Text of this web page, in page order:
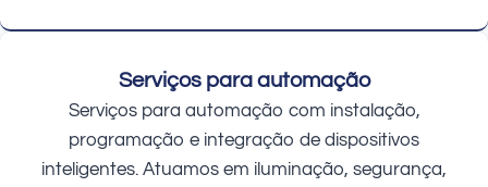
Serviços para automação
Serviços para automação com instalação,
programação e integração de dispositivos
inteligentes. Atuamos em iluminação, segurança,